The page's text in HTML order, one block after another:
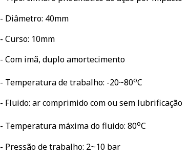
- Diâmetro: 40mm
- Curso: 10mm
- Com imã, duplo amortecimento
- Temperatura de trabalho: -20~80oC
- Fluido: ar comprimido com ou sem lubrificação
- Temperatura máxima do fluido: 80oC
- Pressão de trabalho: 2~10 bar